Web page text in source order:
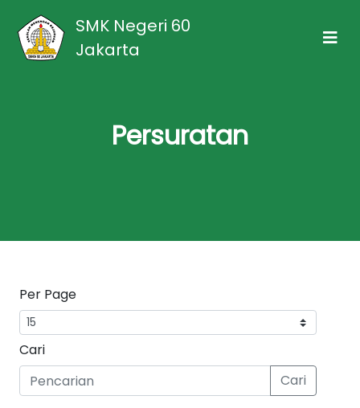
SMK Negeri 60
Jakarta
Persuratan
Per Page
Cari
Cari